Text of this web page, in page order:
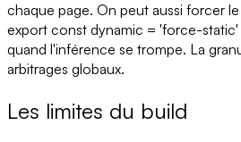
chaque page. On peut aussi forcer
export const dynamic = 'force-
quand l'inférence se trompe. La
arbitrages globaux.
Les limites du build